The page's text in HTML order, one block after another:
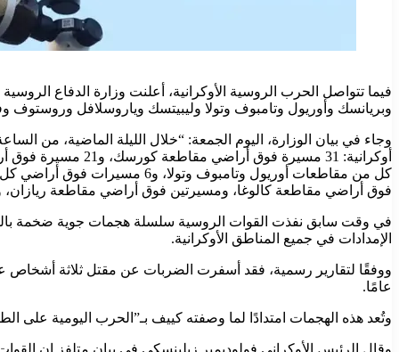
وبريانسك وأوريول وتامبوف وتولا وليبيتسك وياروسلافل وروستوف
فوق أراضي مقاطعة كالوغا، ومسيرتين فوق أراضي مقاطعة
في وقت سابق نفذت القوات الروسية سلسلة هجمات جوية ضخمة
الإمدادات في جميع المناطق الأوكرانية.
ووفقًا لتقارير رسمية، فقد أسفرت الضربات عن مقتل ثلاثة أشخاص
عامًا.
وتُعد هذه الهجمات امتدادًا لما وصفته كييف بـ”الحرب اليومية على